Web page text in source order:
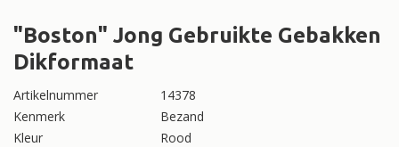
"Boston" Jong Gebruikte Gebakken
Dikformaat
Artikelnummer
14378
Kenmerk
Bezand
Kleur
Rood